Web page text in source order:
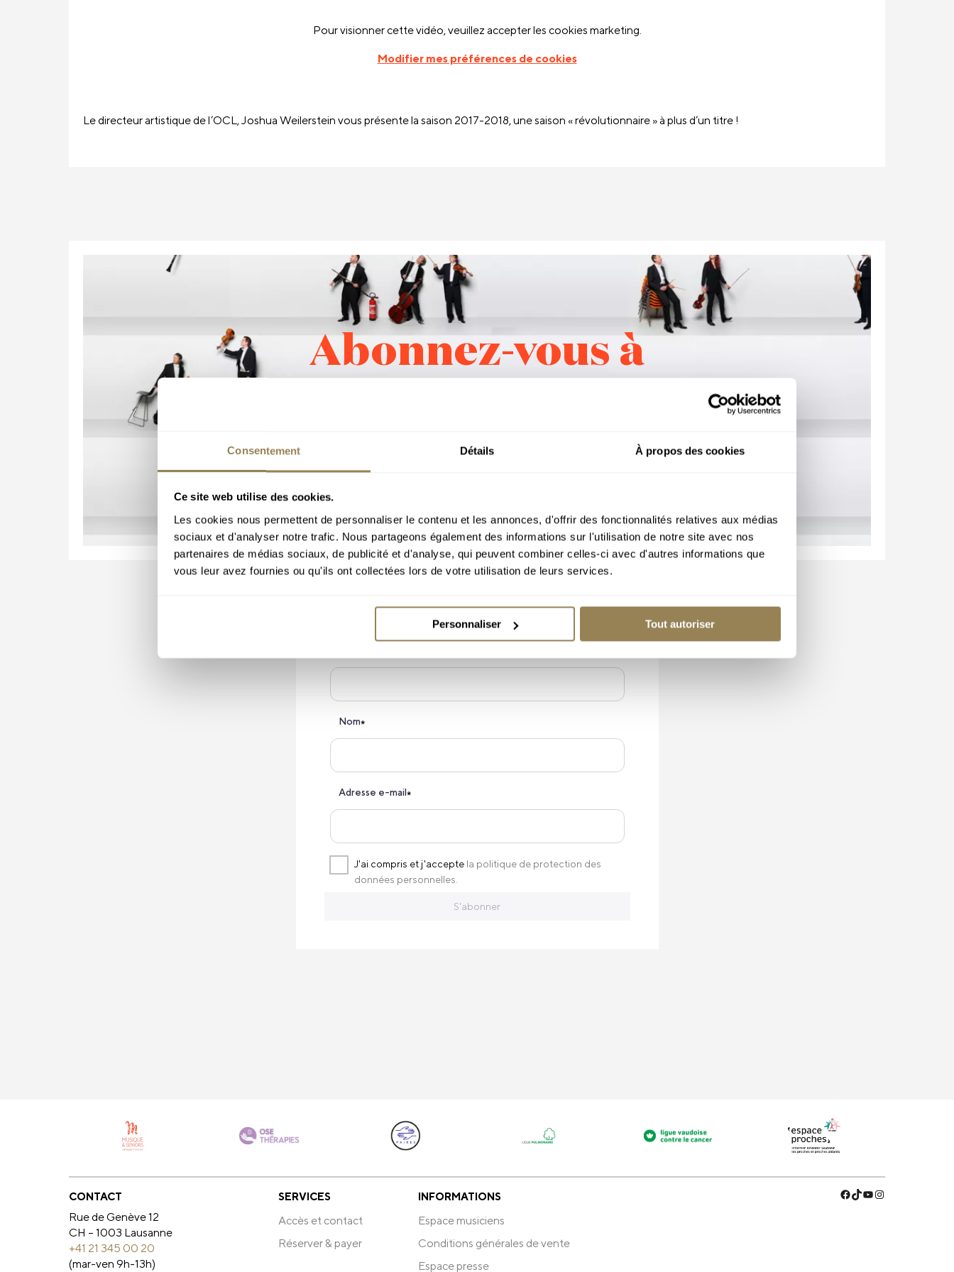
Consentement Détails À propos des cookies
Ce site web utilise des cookies.
Les cookies nous permettent de personnaliser le contenu et les annonces, d'offrir des fonctionnalités relatives aux médias
sociaux et d'analyser notre trafic. Nous partageons également des informations sur l'utilisation de notre site avec nos
partenaires de médias sociaux, de publicité et d'analyse, qui peuvent combiner celles-ci avec d'autres informations que
vous leur avez fournies ou qu'ils ont collectées lors de votre utilisation de leurs services.
Personnaliser Tout autoriser
Pour visionner cette vidéo, veuillez accepter les cookies marketing.
Modifier mes préférences de cookies
Le directeur artistique de l’OCL, Joshua Weilerstein vous présente la saison 2017-2018, une saison « révolutionnaire » à plus d’un titre !
Abonnez-vous à
Obtenez chaque mois des informations sur nos programmes.
Nom*
Adresse e-mail*
J'ai compris et j'accepte la politique de protection des
données personnelles.
S'abonner
CONTACT
Rue de Genève 12
CH – 1003 Lausanne
+41 21 345 00 20
(mar-ven 9h-13h)
SERVICES
Accès et contact
Réserver & payer
INFORMATIONS
Espace musiciens
Conditions générales de vente
Espace presse